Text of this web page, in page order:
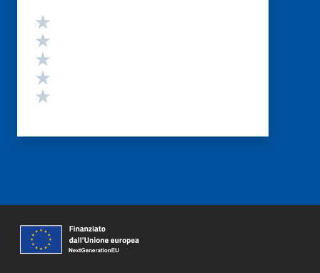
Valutazione